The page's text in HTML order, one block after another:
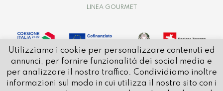
LINEA GOURMET
Utilizziamo i cookie per personalizzare contenuti ed
annunci, per fornire funzionalità dei social media e
per analizzare il nostro traffico. Condividiamo inoltre
informazioni sul modo in cui utilizza il nostro sito con i